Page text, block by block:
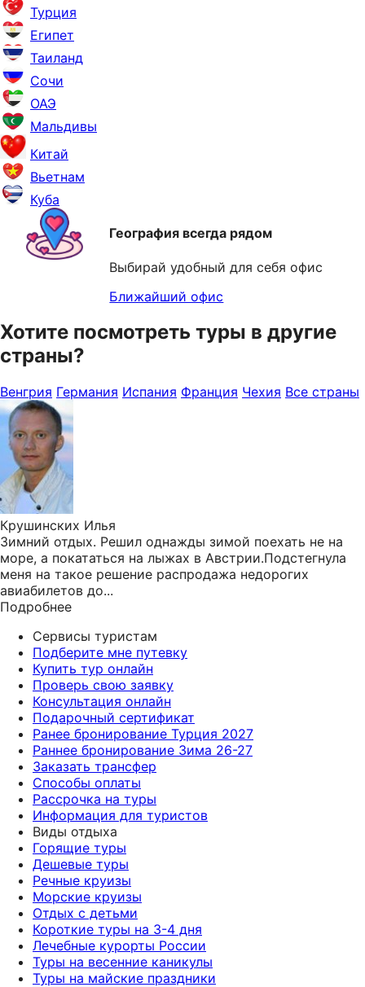
Турция
Египет
Таиланд
Сочи
ОАЭ
Мальдивы
Китай
Вьетнам
Куба
География всегда рядом
Выбирай удобный для себя офис
Ближайший офис
Хотите посмотреть туры в другие
страны?
Венгрия Германия Испания Франция Чехия Все страны
Крушинских Илья
Зимний отдых. Решил однажды зимой поехать не на
море, а покататься на лыжах в Австрии.Подстегнула
меня на такое решение распродажа недорогих
авиабилетов до...
Подробнее
Сервисы туристам
Подберите мне путевку
Купить тур онлайн
Проверь свою заявку
Консультация онлайн
Подарочный сертификат
Ранее бронирование Турция 2027
Раннее бронирование Зима 26-27
Заказать трансфер
Способы оплаты
Рассрочка на туры
Информация для туристов
Виды отдыха
Горящие туры
Дешевые туры
Речные круизы
Морские круизы
Отдых с детьми
Короткие туры на 3-4 дня
Лечебные курорты России
Туры на весенние каникулы
Туры на майские праздники